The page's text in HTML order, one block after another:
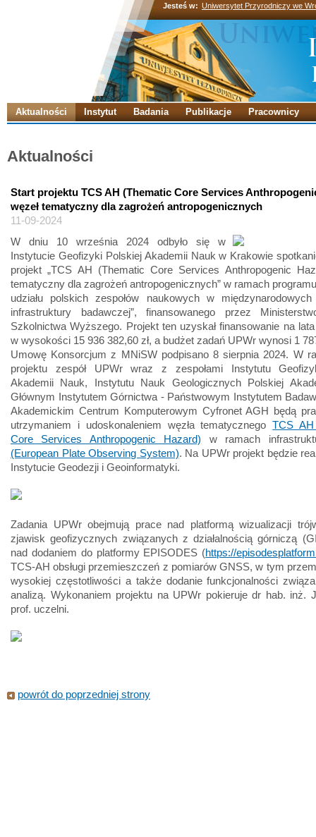
Jesteś w: Uniwersytet Przyrodniczy we
Aktualności Instytut Badania Publikacje Pracownicy
Aktualności
Start projektu TCS AH (Thematic Core Services
węzeł tematyczny dla zagrożeń antropogenicznych
11-09-2024
W dniu 10 września 2024 odbyło się w
Instytucie Geofizyki Polskiej Akademii Nauk w Krakowie
projekt „TCS AH (Thematic Core Services Anthropogenic
tematyczny dla zagrożeń antropogenicznych” w ramach
udziału polskich zespołów naukowych w międzynarodowych
infrastruktury badawczej”, finansowanego przez
Szkolnictwa Wyższego. Projekt ten uzyskał finansowanie na
w wysokości 15 936 382,60 zł, a budżet zadań UPWr wynosi 1
Umowę Konsorcjum z MNiSW podpisano 8 sierpnia 2024. W
projektu zespół UPWr wraz z zespołami Instytutu
Akademii Nauk, Instytutu Nauk Geologicznych Polskiej
Głównym Instytutem Górnictwa - Państwowym Instytutem
Akademickim Centrum Komputerowym Cyfronet AGH będą
utrzymaniem i udoskonaleniem węzła tematycznegoTCS
Core Services Anthropogenic Hazard) w ramach
(European Plate Observing System). Na UPWr projekt będzie
Instytucie Geodezji i Geoinformatyki.
Zadania UPWr obejmują prace nad platformą wizualizacji
zjawisk geofizycznych związanych z działalnością górniczą
nad dodaniem do platformy EPISODES (https://
TCS-AH obsługi przemieszczeń z pomiarów GNSS, w tym
wysokiej częstotliwości a także dodanie funkcjonalności
analizą. Wykonaniem projektu na UPWr pokieruje dr hab. inż.
prof. uczelni.
powrót do poprzedniej strony